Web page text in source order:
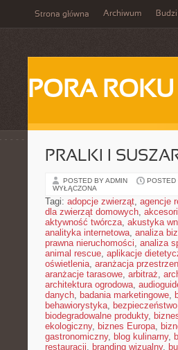
Strona główna Archiwum Budzi
PORA ROKU
PRALKI I
POSTED BY ADMIN POSTED
WYŁĄCZONA
Tagi: adopcje zwierząt, agencje
dla zwierząt domowych,
aktywność twórcza, akustyka
analityka internetowa, analiza
prawna nieruchomości, analiza
animal rescue, aplikacje
oświetlenia, aranżacja
aranżacje tarasowe, arbitraż,
architektura ogrodowa,
danych, badania marketingowe,
behawiorystyka,
biodegradowalne produkty,
ekologiczny, biznes Europa,
gastronomiczny, blog kulinarny,
restauracji, branding wizualny,